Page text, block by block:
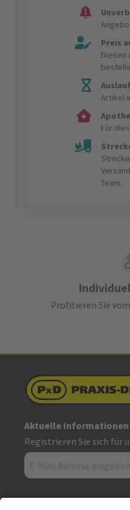
Preis
Diesen
Artikel
Für
Team.
Profitieren Sie
Aktuelle Informationen
Registrieren Sie sich für